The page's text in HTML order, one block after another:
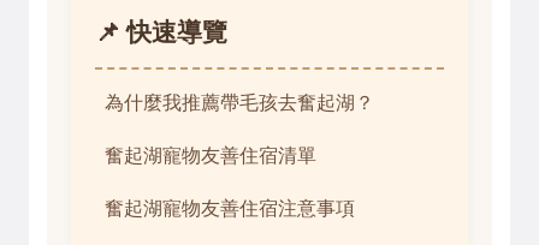
📌 快速導覽
為什麼我推薦帶毛孩去奮起湖？
奮起湖寵物友善住宿清單
奮起湖寵物友善住宿注意事項